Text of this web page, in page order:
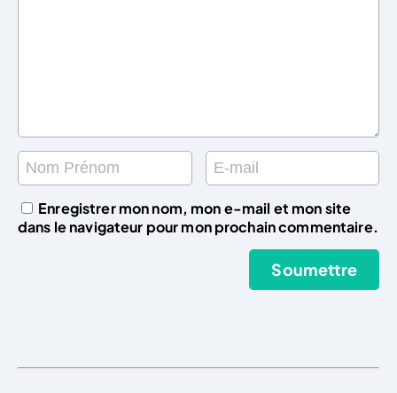
Enregistrer mon nom, mon e-mail et mon site
dans le navigateur pour mon prochain commentaire.